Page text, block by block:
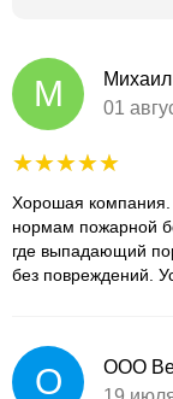
М
Михаил
01
Хорошая
нормам пожарной
где выпадающий
без повреждений.
О
ООО